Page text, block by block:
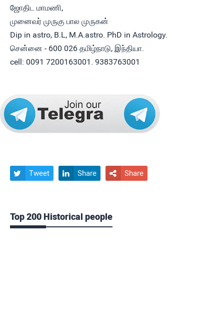
ஜோதிட மாமணி,
முனைவர் முருகு பால முருகன்
Dip in astro, B.L, M.A.astro. PhD in Astrology.
சென்னை - 600 026 தமிழ்நாடு, இந்தியா.
cell: 0091 7200163001. 9383763001
 Tweet  Share  Share
Top 200 Historical people